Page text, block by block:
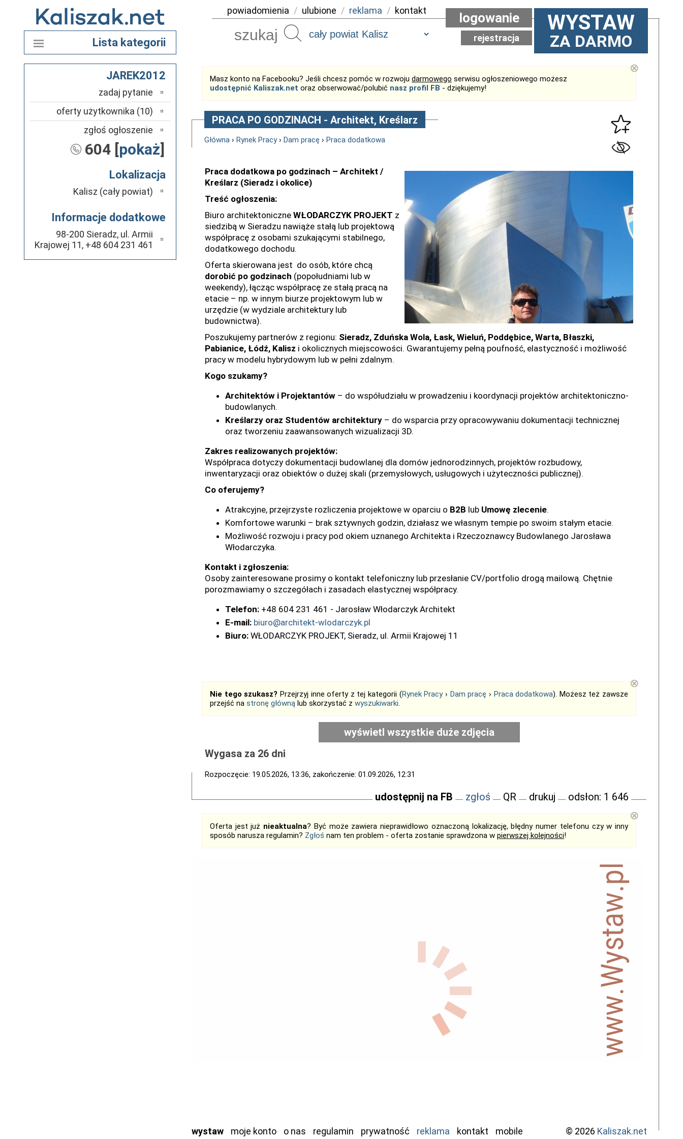
powiadomienia / ulubione / reklama / kontakt
Szukaj WYSTAW
ZA DARMO
logowanie
rejestracja
Masz konto na Facebooku? Jeśli chcesz pomóc w rozwoju darmowego serwisu ogłoszeniowego możesz
udostępnić Kaliszak.net oraz obserwować/polubić nasz profil FB - dziękujemy!
⊗
PRACA PO GODZINACH - Architekt, Kreślarz
Główna › Rynek Pracy› Dam pracę › Praca dodatkowa
Praca dodatkowa po godzinach – Architekt /
Kreślarz (Sieradz i okolice)
Treść ogłoszenia:
Biuro architektoniczne WŁODARCZYK PROJEKT z
siedzibą w Sieradzu nawiąże stałą lub projektową
współpracę z osobami szukającymi stabilnego,
dodatkowego dochodu.
Oferta skierowana jest do osób, które chcą
dorobić po godzinach (popołudniami lub w
weekendy), łącząc współpracę ze stałą pracą na
etacie – np. w innym biurze projektowym lub w
urzędzie (w wydziale architektury lub
budownictwa).
Poszukujemy partnerów z regionu: Sieradz, Zduńska Wola, Łask, Wieluń, Poddębice, Warta, Błaszki,
Pabianice, Łódź, Kalisz i okolicznych miejscowości. Gwarantujemy pełną poufność, elastyczność i możliwość
pracy w modelu hybrydowym lub w pełni zdalnym.
Kogo szukamy?
Architektów i Projektantów – do współudziału w prowadzeniu i koordynacji projektów architektoniczno-
budowlanych.
Kreślarzy oraz Studentów architektury – do wsparcia przy opracowywaniu dokumentacji technicznej
oraz tworzeniu zaawansowanych wizualizacji 3D.
Zakres realizowanych projektów:
Współpraca dotyczy dokumentacji budowlanej dla domów jednorodzinnych, projektów rozbudowy,
inwentaryzacji oraz obiektów o dużej skali (przemysłowych, usługowych i użyteczności publicznej).
Co oferujemy?
Atrakcyjne, przejrzyste rozliczenia projektowe w oparciu o B2B lub Umowę zlecenie.
Komfortowe warunki – brak sztywnych godzin, działasz we własnym tempie po swoim stałym etacie.
Możliwość rozwoju i pracy pod okiem uznanego Architekta i Rzeczoznawcy Budowlanego Jarosława
Włodarczyka.
Kontakt i zgłoszenia:
Osoby zainteresowane prosimy o kontakt telefoniczny lub przesłanie CV/portfolio drogą mailową. Chętnie
porozmawiamy o szczegółach i zasadach elastycznej współpracy.
Telefon: +48 604 231 461 - Jarosław Włodarczyk Architekt
E-mail: biuro@architekt-wlodarczyk.pl
Biuro: WŁODARCZYK PROJEKT, Sieradz, ul. Armii Krajowej 11
Nie tego szukasz? Przejrzyj inne oferty z tej kategorii (Rynek Pracy› Dam pracę › Praca dodatkowa). Możesz też zawsze
przejść na stronę główną lub skorzystać z wyszukiwarki.
⊗
wyświetl wszystkie duże zdjęcia
Wygasa za 26 dni
Rozpoczęcie: 19.05.2026, 13:36, zakończenie: 01.09.2026, 12:31
udostępnij na FB zgłoś QR drukuj odsłon: 1 646
Oferta jest już nieaktualna? Być może zawiera nieprawidłowo oznaczoną lokalizację, błędny numer telefonu czy w inny
sposób narusza regulamin? Zgłoś nam ten problem - oferta zostanie sprawdzona w pierwszej kolejności!
⊗
Lista kategorii
JAREK2012
zadaj pytanie
oferty użytkownika (10)
zgłoś ogłoszenie
604 [pokaż]
Lokalizacja
Kalisz (cały powiat)
Informacje dodatkowe
98-200 Sieradz, ul. Armii
Krajowej 11, +48 604 231 461
wystaw moje konto o nas regulamin prywatność reklama kontakt mobile © 2026 Kaliszak.net